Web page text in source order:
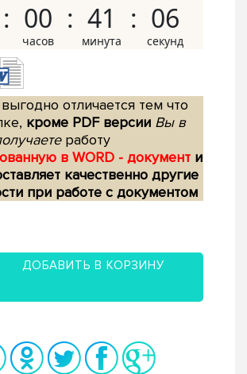
00 41 05
отличается тем что
кроме PDF версии Вы в
работу
в WORD - документ и
качественно другие
при работе с документом
ДОБАВИТЬ В КОРЗИНУ